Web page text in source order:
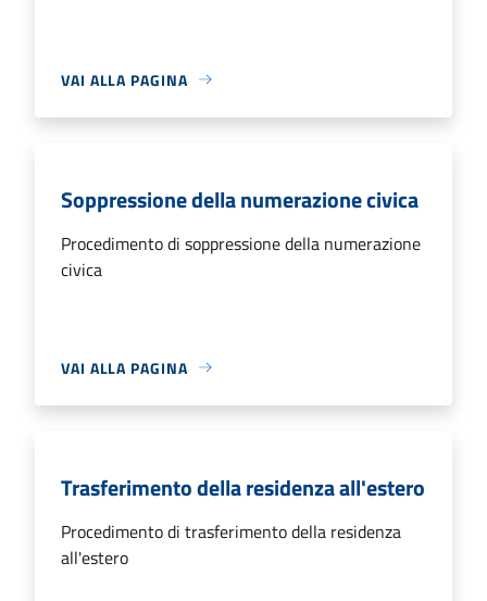
VAI ALLA PAGINA
Soppressione della numerazione civica
Procedimento di soppressione della numerazione
civica
VAI ALLA PAGINA
Trasferimento della residenza all'estero
Procedimento di trasferimento della residenza
all'estero